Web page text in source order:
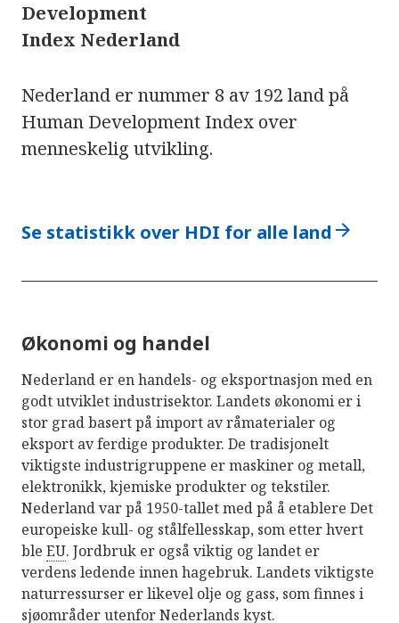
Development
Index Nederland
Nederland er nummer 8 av 192 land på
Human Development Index over
menneskelig utvikling.
Se statistikk over HDI for alle land arrow_forward
Økonomi og handel
Nederland er en handels- og eksportnasjon med en
godt utviklet industrisektor. Landets økonomi er i
stor grad basert på import av råmaterialer og
eksport av ferdige produkter. De tradisjonelt
viktigste industrigruppene er maskiner og metall,
elektronikk, kjemiske produkter og tekstiler.
Nederland var på 1950-tallet med på å etablere Det
europeiske kull- og stålfellesskap, som etter hvert
ble EU. Jordbruk er også viktig og landet er
verdens ledende innen hagebruk. Landets viktigste
naturressurser er likevel olje og gass, som finnes i
sjøområder utenfor Nederlands kyst.